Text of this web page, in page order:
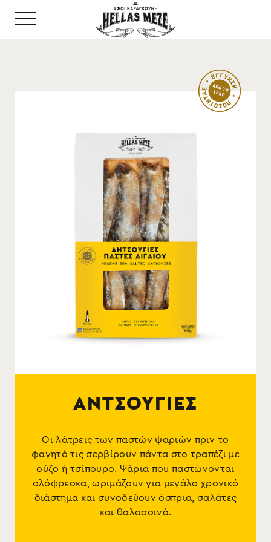
ΑΝΤΣΟΥΓΙΕΣ
Οι λάτρεις των παστών ψαριών πριν το
φαγητό τις σερβίρουν πάντα στο τραπέζι με
ούζο ή τσίπουρο. Ψάρια που παστώνονται
ολόφρεσκα, ωριμάζουν για μεγάλο χρονικό
διάστημα και συνοδεύουν όσπρια, σαλάτες
και θαλασσινά.